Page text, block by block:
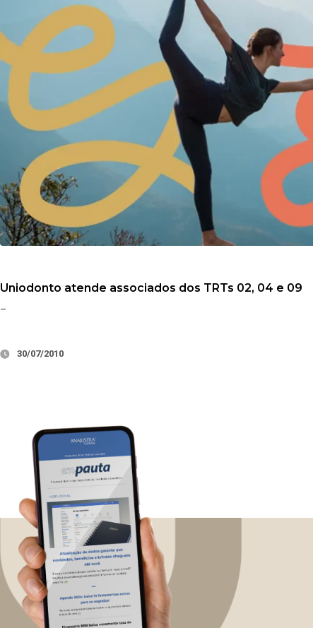
Uniodonto atende associados dos TRTs 02, 04 e 09
–
30/07/2010